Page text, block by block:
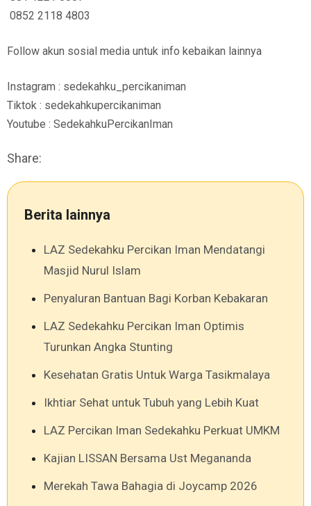
0852 2118 4803
Follow akun sosial media untuk info kebaikan lainnya
Instagram : sedekahku_percikaniman
Tiktok : sedekahkupercikaniman
Youtube : SedekahkuPercikanIman
Share:
Berita lainnya
LAZ Sedekahku Percikan Iman Mendatangi
Masjid Nurul Islam
Penyaluran Bantuan Bagi Korban Kebakaran
LAZ Sedekahku Percikan Iman Optimis
Turunkan Angka Stunting
Kesehatan Gratis Untuk Warga Tasikmalaya
Ikhtiar Sehat untuk Tubuh yang Lebih Kuat
LAZ Percikan Iman Sedekahku Perkuat UMKM
Kajian LISSAN Bersama Ust Megananda
Merekah Tawa Bahagia di Joycamp 2026